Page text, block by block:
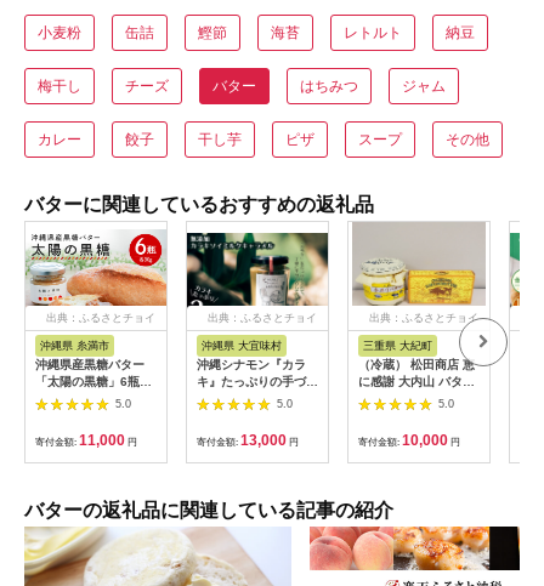
小麦粉 缶詰 鰹節 海苔 レトルト 納豆
梅干し チーズ バター はちみつ ジャム
カレー 餃子 干し芋 ピザ スープ その他
バターに関連しているおすすめの返礼品
出典：ふるさとチョイ
沖縄県 糸満市
沖縄県産黒糖バター
「太陽の黒糖」6瓶入
り
5.0
寄付金額: 11,000 円
出典：ふるさとチョイ
沖縄県 大宜味村
沖縄シナモン『カラ
キ』たっぷりの手づく
り無添加カラキソイミ
ルクキャラメル
5.0
寄付金額: 13,000 円
出典：ふるさとチョイ
三重県 大紀町
（冷蔵） 松田商店 恵
に感謝 大内山 バター
ワンダフル ／ ふるさ
と納税 チャーン製法
三重県 大紀町
5.0
寄付金額: 10,000 円
バターの返礼品に関連している記事の紹介